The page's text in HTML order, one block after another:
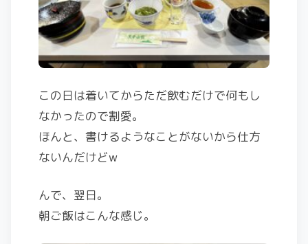
この日は着いてからただ飲むだけで何もし
なかったので割愛。
ほんと、書けるようなことがないから仕方
ないんだけどw
んで、翌日。
朝ご飯はこんな感じ。